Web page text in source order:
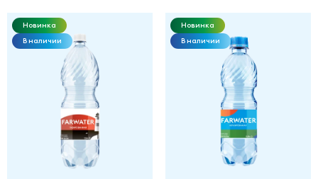
Новинка
В наличии
Новинка
В наличии